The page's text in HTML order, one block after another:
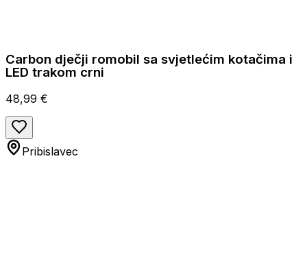
Carbon dječji romobil sa svjetlećim kotačima i
LED trakom crni
48,99 €
Pribislavec